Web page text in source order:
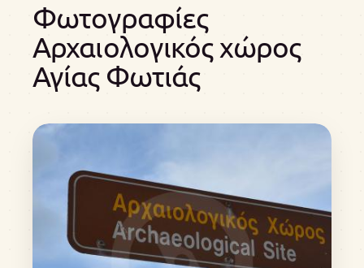
Φωτογραφίες
Αρχαιολογικός χώρος
Αγίας Φωτιάς